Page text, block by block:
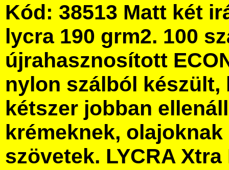
Kód: 38513 Matt két
lycra 190 grm2. 100
újrahasznosított
nylon szálból
kétszer jobban
krémeknek,
szövetek. LYCRA